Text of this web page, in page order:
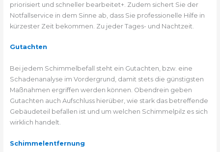
priorisiert und schneller bearbeitet+. Zudem sichert Sie der
Notfallservice in dem Sinne ab, dass Sie professionelle Hilfe in
kürzester Zeit bekommen. Zu jeder Tages- und Nachtzeit.
Gutachten
Bei jedem Schimmelbefall steht ein Gutachten, bzw. eine
Schadenanalyse im Vordergrund, damit stets die günstigsten
Maßnahmen ergriffen werden können. Obendrein geben
Gutachten auch Aufschluss hierüber, wie stark das betreffende
Gebäudeteil befallen ist und um welchen Schimmelpilz es sich
wirklich handelt.
Schimmelentfernung